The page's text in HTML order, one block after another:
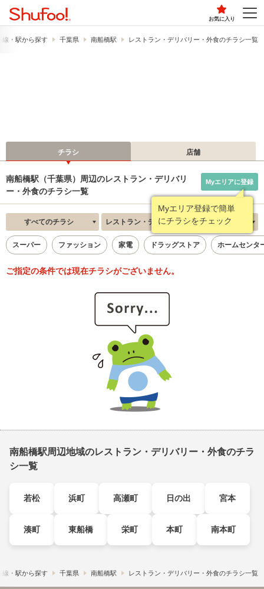
お気に入り
線・駅から探す 千葉県 南船橋駅 レストラン・デリバリー・外食のチラシ一覧
チラシ 店舗
南船橋駅（千葉県）周辺のレストラン・デリバリ
ー・外食のチラシ一覧
Myエリア登録で簡単
にチラシをチェック
Myエリアに登録
すべてのチラシ レストラン・デリバリー・外食 新着順
スーパー ファッション 家電 ドラッグストア ホームセンタ
ご指定の条件では現在チラシがございません。
南船橋駅周辺地域のレストラン・デリバリー・外食のチラ
シ一覧
若松 浜町 高瀬町 日の出 宮本
湊町 東船橋 栄町 本町 南本町
線・駅から探す 千葉県 南船橋駅 レストラン・デリバリー・外食のチラシ一覧